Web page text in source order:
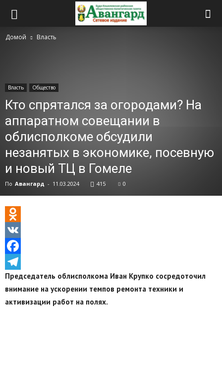
Домой Власть
Власть Общество
Кто спрятался за огородами? На
аппаратном совещании в
облисполкоме обсудили
незанятых в экономике, посевную
и новый ТЦ в Гомеле
По Авангард - 11.03.2024 415 0
Odnoklassniki
VK
Facebook
Telegram
Председатель облисполкома Иван Крупко сосредоточил
внимание на ускорении темпов ремонта техники и
активизации работ на полях.